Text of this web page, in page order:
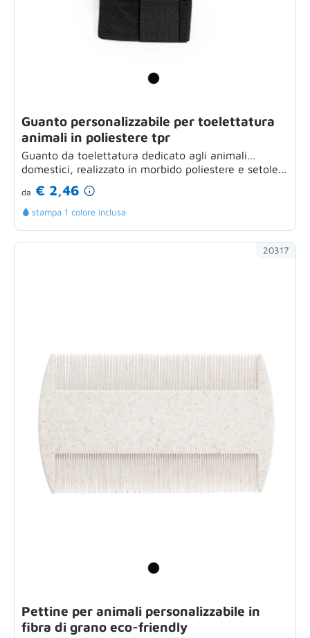
Guanto personalizzabile per toelettatura
animali in poliestere tpr
Guanto da toelettatura dedicato agli animali
domestici, realizzato in morbido poliestere e setole...
da € 2,46
stampa 1 colore inclusa
20317
Pettine per animali personalizzabile in
fibra di grano eco-friendly